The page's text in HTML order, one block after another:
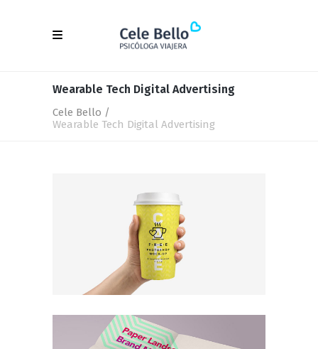
Wearable Tech Digital Advertising
Cele Bello /
Wearable Tech Digital Advertising